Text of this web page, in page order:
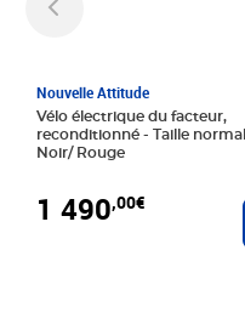
Nouvelle Attitude
Vélo électrique du facteur,
reconditionné - Taille normale -
Noir/ Rouge
1 490,00€